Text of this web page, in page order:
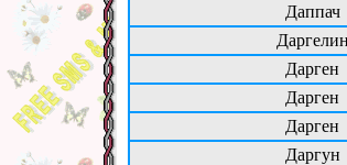
Даппач
Даргелин
Дарген
Дарген
Дарген
Даргун